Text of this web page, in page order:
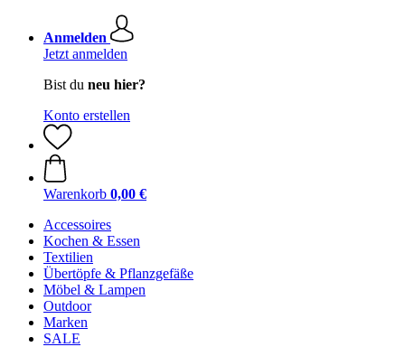
Anmelden
Jetzt anmelden
Bist du neu hier?
Konto erstellen
Warenkorb 0,00 €
Accessoires
Kochen & Essen
Textilien
Übertöpfe & Pflanzgefäße
Möbel & Lampen
Outdoor
Marken
SALE